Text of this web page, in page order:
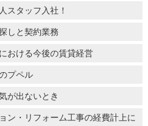
スタッフ入社！
しと契約業務
おける今後の賃貸経営
プペル
が出ないとき
ン・リフォーム工事の経費計上に